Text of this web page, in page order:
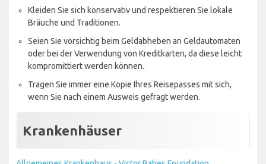
Kleiden Sie sich konservativ und respektieren Sie lokale
Bräuche und Traditionen.
Seien Sie vorsichtig beim Geldabheben an Geldautomaten
oder bei der Verwendung von Kreditkarten, da diese leicht
kompromittiert werden können.
Tragen Sie immer eine Kopie Ihres Reisepasses mit sich,
wenn Sie nach einem Ausweis gefragt werden.
Krankenhäuser